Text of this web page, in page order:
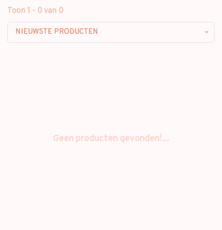
Toon 1 - 0 van 0
NIEUWSTE PRODUCTEN
Geen producten gevonden!...